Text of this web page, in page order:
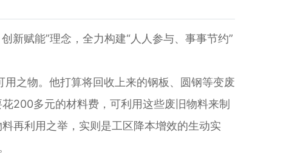
赋能”理念，全力构建“人人参与、事事节约”
之物。他打算将回收上来的钢板、圆钢等变废
200多元的材料费，可利用这些废旧物料来制
再利用之举，实则是工区降本增效的生动实